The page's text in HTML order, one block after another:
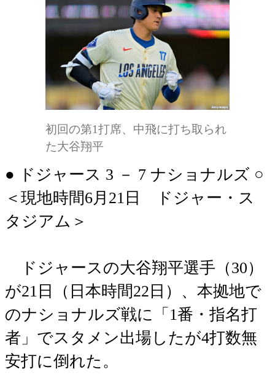
初回の第1打席、中飛に打ち取られ
た大谷翔平
● ドジャース 3 － 7 ナショナルズ ○
＜現地時間6月21日 ドジャー・ス
タジアム＞
ドジャースの大谷翔平選手（30）
が21日（日本時間22日）、本拠地で
のナショナルズ戦に「1番・指名打
者」でスタメン出場したが4打数無
安打に倒れた。